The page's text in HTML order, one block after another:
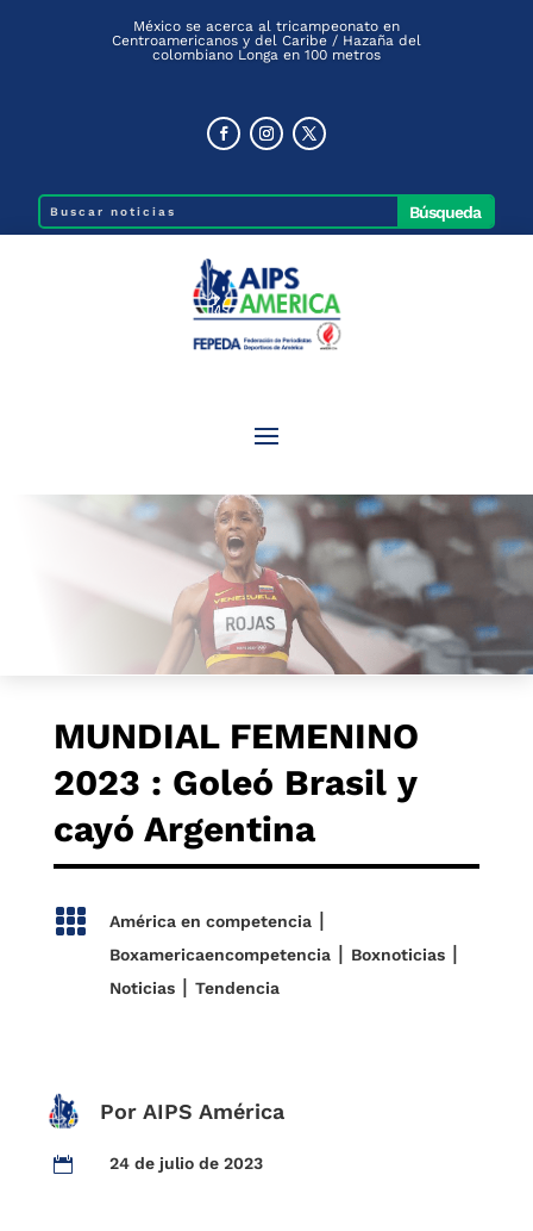
México se acerca al tricampeonato en
Centroamericanos y del Caribe / Hazaña del
colombiano Longa en 100 metros
MUNDIAL FEMENINO
2023 : Goleó Brasil y
cayó Argentina
 América en competencia|
Boxamericaencompetencia| Boxnoticias|
Noticias| Tendencia
Por AIPS América
 24 de julio de 2023